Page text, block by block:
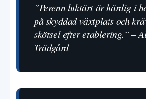
”Perenn luktärt är härdig i
på skyddad växtplats och
skötsel efter etablering.” –
Trädgård